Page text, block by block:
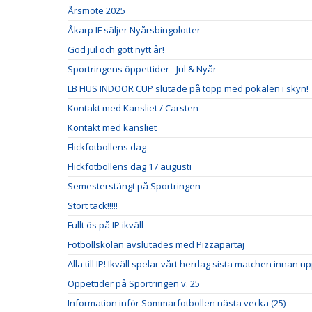
Årsmöte 2025
Åkarp IF säljer Nyårsbingolotter
God jul och gott nytt år!
Sportringens öppettider - Jul & Nyår
LB HUS INDOOR CUP slutade på topp med pokalen i skyn!
Kontakt med Kansliet / Carsten
Kontakt med kansliet
Flickfotbollens dag
Flickfotbollens dag 17 augusti
Semesterstängt på Sportringen
Stort tack!!!!!
Fullt ös på IP ikväll
Fotbollskolan avslutades med Pizzapartaj
Alla till IP! Ikväll spelar vårt herrlag sista matchen innan
Öppettider på Sportringen v. 25
Information inför Sommarfotbollen nästa vecka (25)